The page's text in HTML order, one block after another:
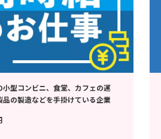
小型コンビニ、食堂、カフェの運
の製造などを手掛けている企業